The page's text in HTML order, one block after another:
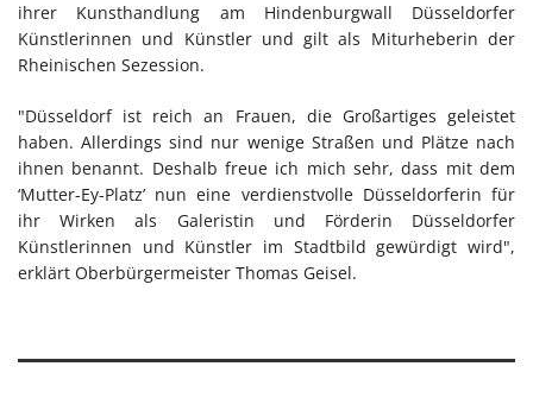
ihrer Kunsthandlung am Hindenburgwall Düsseldorfer
Künstlerinnen und Künstler und gilt als Miturheberin der
Rheinischen Sezession.
"Düsseldorf ist reich an Frauen, die Großartiges geleistet
haben. Allerdings sind nur wenige Straßen und Plätze nach
ihnen benannt. Deshalb freue ich mich sehr, dass mit dem
‘Mutter-Ey-Platz’ nun eine verdienstvolle Düsseldorferin für
ihr Wirken als Galeristin und Förderin Düsseldorfer
Künstlerinnen und Künstler im Stadtbild gewürdigt wird",
erklärt Oberbürgermeister Thomas Geisel.